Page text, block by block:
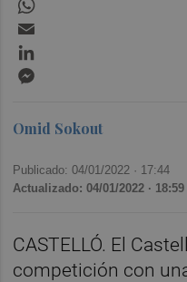
Omid Sokout
Publicado: 04/01/2022 · 17:44
Actualizado: 04/01/2022 · 18:59
CASTELLÓ. El
competición con